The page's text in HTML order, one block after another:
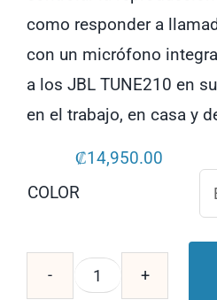
como responder a
con un micrófono
a los JBL TUNE210 en
en el trabajo, en casa y
₡14,950.00
COLOR
JBL